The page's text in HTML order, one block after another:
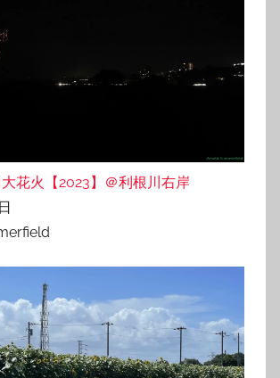
花火【2023】＠利根川右岸